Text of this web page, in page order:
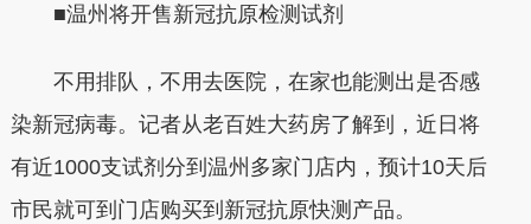
■温州将开售新冠抗原检测试剂
不用排队，不用去医院，在家也能测出是否感
染新冠病毒。记者从老百姓大药房了解到，近日将
有近1000支试剂分到温州多家门店内，预计10天后
市民就可到门店购买到新冠抗原快测产品。